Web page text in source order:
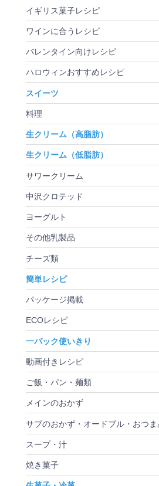
イギリス菓子レシピ
ワインに合うレシピ
バレンタイン向けレシピ
ハロウィンおすすめレシピ
スイーツ
料理
生クリーム（高脂肪）
生クリーム（低脂肪）
サワークリーム
中沢クロテッド
ヨーグルト
その他乳製品
チーズ類
簡単レシピ
パッケージ掲載
ECOレシピ
一パック使いきり
動画付きレシピ
ご飯・パン・麺類
メインのおかず
サブのおかず・オードブル・おつま
スープ・汁
焼き菓子